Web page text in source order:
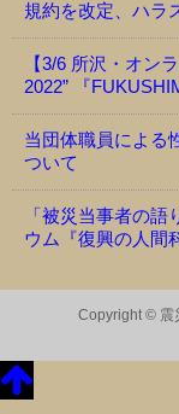
規約を改定、ハラ
【3/6 所沢・オン
2022” 『
当団体職員による
ついて
「被災当事者の
ウム『復興の人間
Copyright © 震